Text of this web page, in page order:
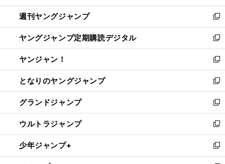
開
く
ウ
で
開
く
ン
ド
ウ
で
開
く
ウ
ィ
ン
ド
ウ
で
開
く
週刊ヤングジャンプ
新
し
い
ウ
ィ
ン
ド
ウ
で
開
く
ヤングジャンプ定期購読デジタル
新
し
い
ウ
ィ
ン
ド
ウ
で
開
く
ヤンジャン！
新
し
い
ウ
ィ
ン
ド
ウ
で
開
となりのヤングジャンプ
新
し
い
ウ
ィ
ン
ド
ウ
グランドジャンプ
新
し
い
ウ
ィ
ン
ウルトラジャンプ
新
し
い
ウ
少年ジャンプ+
新
し